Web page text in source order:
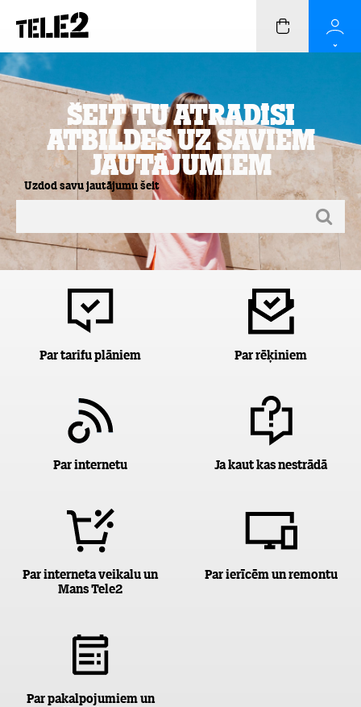
Šeit Tu atradīsi
atbildes uz saviem
jautājumiem
Uzdod savu jautājumu šeit
Par tarifu plāniem Par rēķiniem
Par internetu Ja kaut kas nestrādā
Par interneta veikalu un
Mans Tele2
Par ierīcēm un remontu
Par pakalpojumiem un